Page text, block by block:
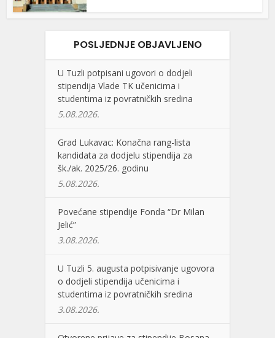
POSLJEDNJE OBJAVLJENO
U Tuzli potpisani ugovori o dodjeli
stipendija Vlade TK učenicima i
studentima iz povratničkih sredina
5.08.2026.
Grad Lukavac: Konačna rang-lista
kandidata za dodjelu stipendija za
šk./ak. 2025/26. godinu
5.08.2026.
Povećane stipendije Fonda “Dr Milan
Jelić”
3.08.2026.
U Tuzli 5. augusta potpisivanje ugovora
o dodjeli stipendija učenicima i
studentima iz povratničkih sredina
3.08.2026.